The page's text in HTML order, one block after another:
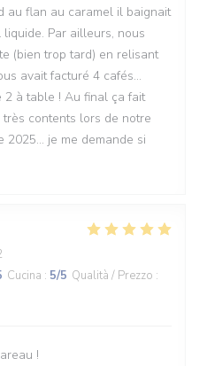
au flan au caramel il baignait
Par ailleurs, nous
(bien trop tard) en relisant
avait facturé 4 cafés...
à table ! Au final ça fait
contents lors de notre
je me demande si
Cucina : 5/5 Qualità / Prezzo :
!